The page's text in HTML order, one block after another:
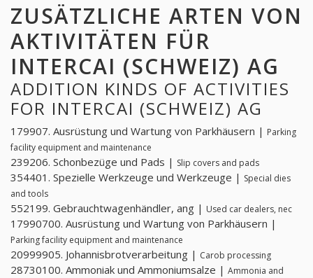
ZUSÄTZLICHE ARTEN VON
AKTIVITÄTEN FÜR
INTERCAI (SCHWEIZ) AG
ADDITION KINDS OF ACTIVITIES
FOR INTERCAI (SCHWEIZ) AG
179907. Ausrüstung und Wartung von Parkhäusern | Parking
facility equipment and maintenance
239206. Schonbezüge und Pads | Slip covers and pads
354401. Spezielle Werkzeuge und Werkzeuge | Special dies
and tools
552199. Gebrauchtwagenhändler, ang | Used car dealers, nec
17990700. Ausrüstung und Wartung von Parkhäusern |
Parking facility equipment and maintenance
20999905. Johannisbrotverarbeitung | Carob processing
28730100. Ammoniak und Ammoniumsalze | Ammonia and